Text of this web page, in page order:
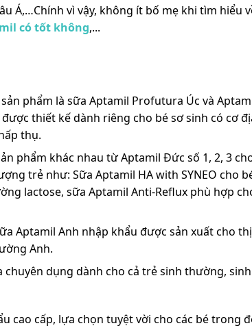
Á,…Chính vì vậy, không ít bố mẹ khi tìm hiểu
có tốt không,...
phẩm là sữa Aptamil Profutura Úc và
thiết kế dành riêng cho bé sơ sinh có cơ
thụ.
phẩm khác nhau từ Aptamil Đức số 1, 2, 3
trẻ như: Sữa Aptamil HA with SYNEO cho
lactose, sữa Aptamil Anti-Reflux phù hợp
Aptamil Anh nhập khẩu được sản xuất cho
Anh.
chuyên dụng dành cho cả trẻ sinh thường,
cao cấp, lựa chọn tuyệt vời cho các bé trong